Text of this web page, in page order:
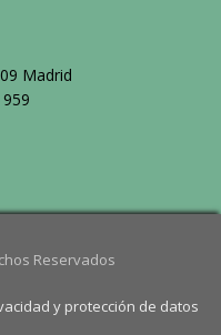
Madrid
Reservados
y protección de datos